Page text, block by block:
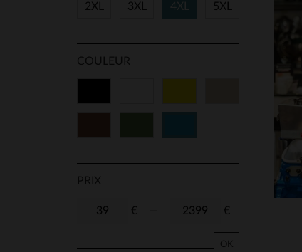
2XL 3XL 4XL 5XL
COULEUR
PRIX
€ €
OK